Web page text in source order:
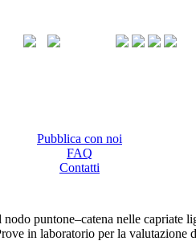
Pubblica con noi
FAQ
Contatti
nodo puntone–catena nelle capriate
in laboratorio per la valutazione